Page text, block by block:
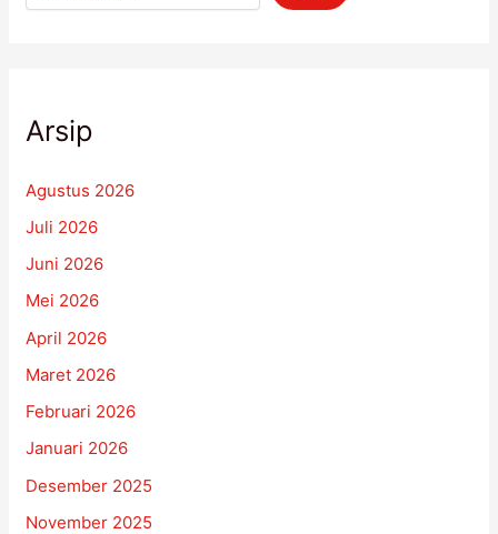
Arsip
Agustus 2026
Juli 2026
Juni 2026
Mei 2026
April 2026
Maret 2026
Februari 2026
Januari 2026
Desember 2025
November 2025